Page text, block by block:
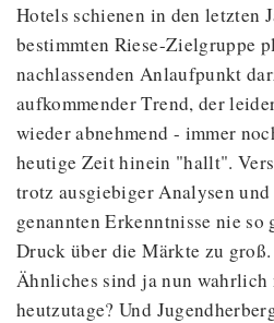
Hotels schienen in den letzten
bestimmten Riese-Zielgruppe
nachlassenden Anlaufpunkt
aufkommender Trend, der
wieder abnehmend - immer
heutige Zeit hinein "hallt".
trotz ausgiebiger Analysen
genannten Erkenntnisse nie
Druck über die Märkte zu
Ähnliches sind ja nun
heutzutage? Und